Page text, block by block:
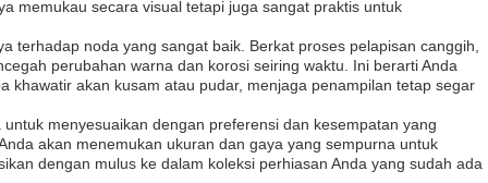
memukau secara visual tetapi juga sangat praktis untuk
terhadap noda yang sangat baik. Berkat proses pelapisan canggih,
perubahan warna dan korosi seiring waktu. Ini berarti Anda
akan kusam atau pudar, menjaga penampilan tetap segar
menyesuaikan dengan preferensi dan kesempatan yang
akan menemukan ukuran dan gaya yang sempurna untuk
dengan mulus ke dalam koleksi perhiasan Anda yang sudah ada